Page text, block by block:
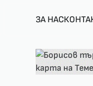
ЗА НАС